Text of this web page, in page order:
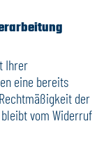
Ihrer
eine bereits
der
vom Widerruf